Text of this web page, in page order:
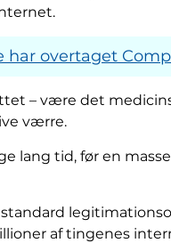
har overtaget
– være det
værre.
lang tid, før en
af tingenes